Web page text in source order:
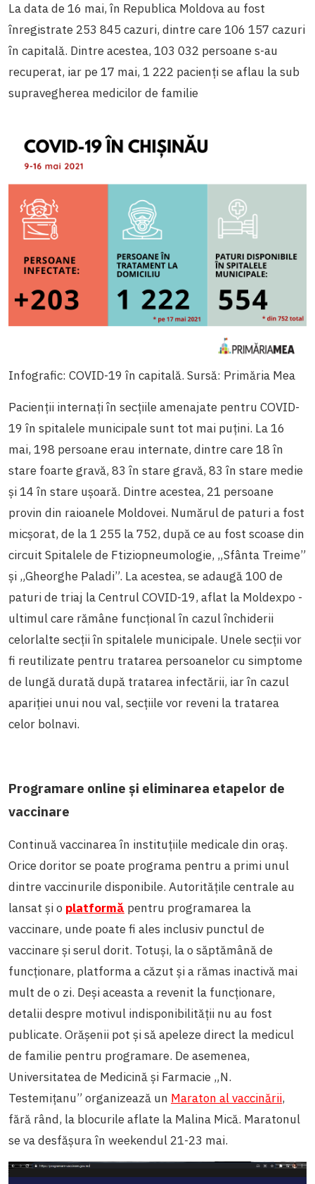
La data de 16 mai, în Republica Moldova au fost
înregistrate 253 845 cazuri, dintre care 106 157 cazuri
în capitală. Dintre acestea, 103 032 persoane s-au
recuperat, iar pe 17 mai, 1 222 pacienți se aflau la sub
supravegherea medicilor de familie
Infografic: COVID-19 în capitală. Sursă: Primăria Mea
Pacienții internați în secțiile amenajate pentru COVID-
19 în spitalele municipale sunt tot mai puțini. La 16
mai, 198 persoane erau internate, dintre care 18 în
stare foarte gravă, 83 în stare gravă, 83 în stare medie
și 14 în stare ușoară. Dintre acestea, 21 persoane
provin din raioanele Moldovei. Numărul de paturi a fost
micșorat, de la 1 255 la 752, după ce au fost scoase din
circuit Spitalele de Ftiziopneumologie, „Sfânta Treime”
și „Gheorghe Paladi”. La acestea, se adaugă 100 de
paturi de triaj la Centrul COVID-19, aflat la Moldexpo -
ultimul care rămâne funcțional în cazul închiderii
celorlalte secții în spitalele municipale. Unele secții vor
fi reutilizate pentru tratarea persoanelor cu simptome
de lungă durată după tratarea infectării, iar în cazul
apariției unui nou val, secțiile vor reveni la tratarea
celor bolnavi.
Programare online și eliminarea etapelor de
vaccinare
Continuă vaccinarea în instituțiile medicale din oraș.
Orice doritor se poate programa pentru a primi unul
dintre vaccinurile disponibile. Autoritățile centrale au
lansat și o platformă pentru programarea la
vaccinare, unde poate fi ales inclusiv punctul de
vaccinare și serul dorit. Totuși, la o săptămână de
funcționare, platforma a căzut și a rămas inactivă mai
mult de o zi. Deși aceasta a revenit la funcționare,
detalii despre motivul indisponibilității nu au fost
publicate. Orășenii pot și să apeleze direct la medicul
de familie pentru programare. De asemenea,
Universitatea de Medicină și Farmacie „N.
Testemițanu” organizează un Maraton al vaccinării,
fără rând, la blocurile aflate la Malina Mică. Maratonul
se va desfășura în weekendul 21-23 mai.